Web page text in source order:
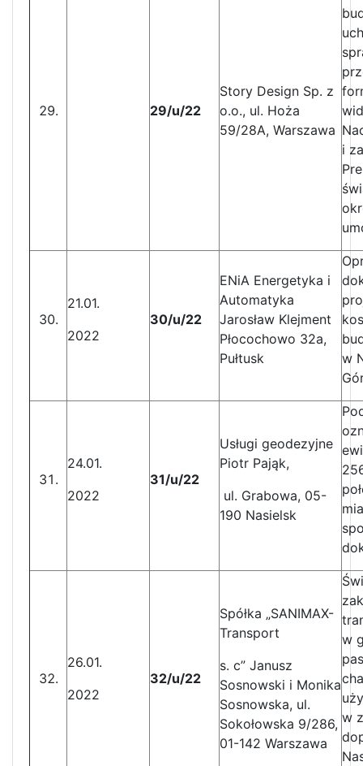
29/u/22
Story Design Sp. z
o.o., ul. Hoża
59/28A, Warszawa
i
21.01.
2022
30/u/22
ENiA Energetyka i
Automatyka
Jarosław Klejment
Płocochowo 32a,
Pułtusk
w
24.01.
2022
31/u/22
Usługi geodezyjne
Piotr Pająk,
ul. Grabowa, 05-
190 Nasielsk
26.01.
2022
32/u/22
Spółka „SANIMAX-
Transport
s. c” Janusz
Sosnowski i Monika
Sosnowska, ul.
Sokołowska 9/286,
01-142 Warszawa
w
w